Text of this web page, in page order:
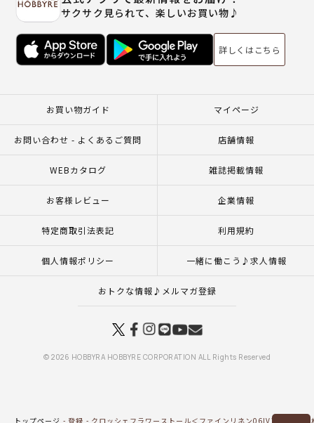
サクサク見られて、楽しいお買い物♪
詳しくはこちら
お買い物ガイド マイページ
お問い合わせ - よくあるご質問 店舗情報
WEBカタログ 雑誌掲載情報
お客様レビュー 企業情報
特定商取引法表記 利用規約
個人情報ポリシー 一緒に働こう♪求人情報
おトクな情報♪メルマガ登録
© 2026 HOBBYRA HOBBYRE CORPORATION ALL Rights Reserved
トップページ 登録 クロッシェフラワーストール＜ファインリネン06IV＞（編み物